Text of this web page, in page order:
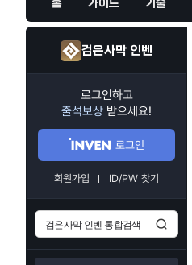
홈 가이드 기술
검은사막 인벤
로그인하고
출석보상 받으세요!
로그인
회원가입 ID/PW 찾기